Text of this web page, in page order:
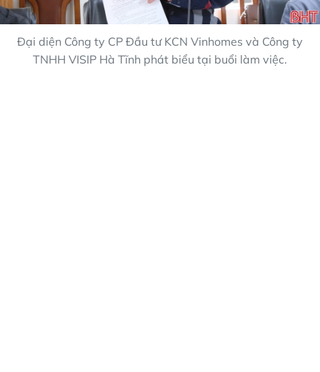
Đại diện Công ty CP Đầu tư KCN Vinhomes và Công ty
TNHH VISIP Hà Tĩnh phát biểu tại buổi làm việc.